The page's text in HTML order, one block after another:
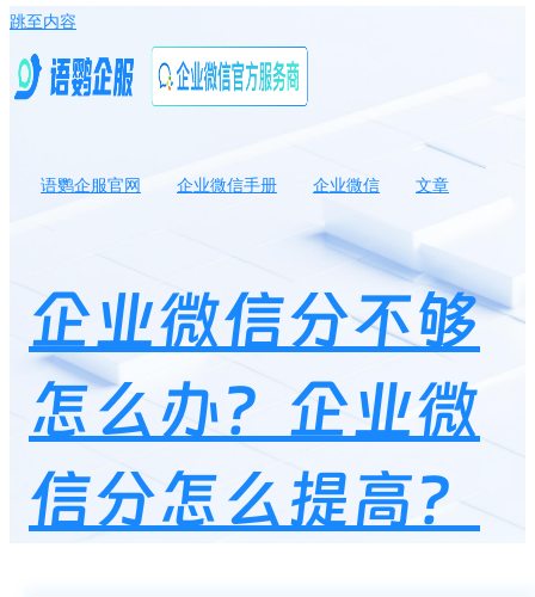
跳至内容
语鹦企服官网 企业微信手册 企业微信
文章
企业微信分不够
怎么办？企业微
信分怎么提高？